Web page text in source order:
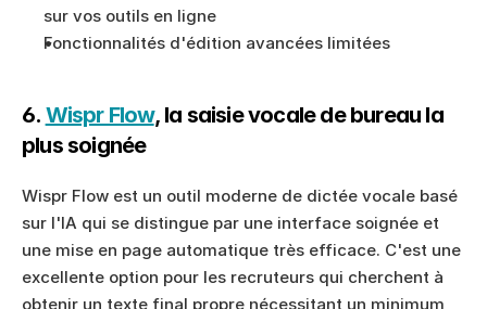
sur vos outils en ligne
Fonctionnalités d'édition avancées limitées
6. Wispr Flow, la saisie vocale de bureau la
plus soignée
Wispr Flow est un outil moderne de dictée vocale basé
sur l'IA qui se distingue par une interface soignée et
une mise en page automatique très efficace. C'est une
excellente option pour les recruteurs qui cherchent à
obtenir un texte final propre nécessitant un minimum